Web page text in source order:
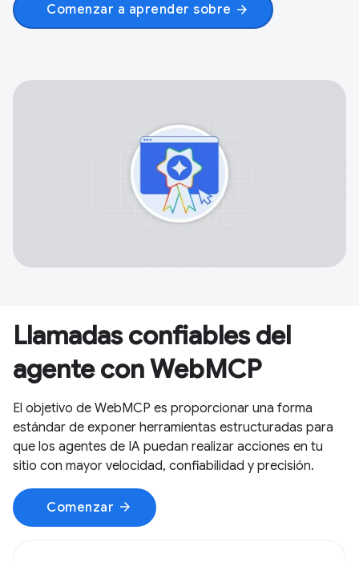
Comenzar a aprender sobre arrow_forward
Llamadas confiables del
agente con WebMCP
El objetivo de WebMCP es proporcionar una forma
estándar de exponer herramientas estructuradas para
que los agentes de IA puedan realizar acciones en tu
sitio con mayor velocidad, confiabilidad y precisión.
Comenzar arrow_forward